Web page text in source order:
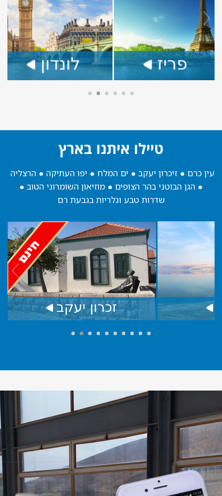
טיילו איתנו בארץ
עין כרם ​●זיכרון יעקב ​● ים המלח ​● יפו העתיקה ​● הרצליה ​
● הגן הבוטני בהר הצופים ​● מוזיאון השומרוני הטוב ​●
שדרות טבע וגלריות בגבעת רם